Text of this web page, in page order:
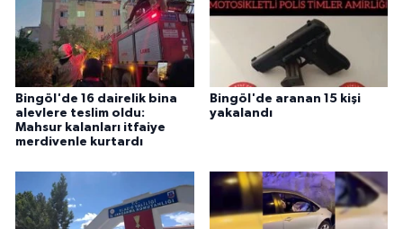
Bingöl'de 16 dairelik bina
alevlere teslim oldu:
Mahsur kalanları itfaiye
merdivenle kurtardı
Bingöl'de aranan 15 kişi
yakalandı